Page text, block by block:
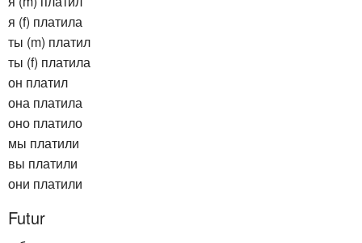
я (f) платила
ты (m) платил
ты (f) платила
он платил
она платила
оно платило
мы платили
вы платили
они платили
Futur